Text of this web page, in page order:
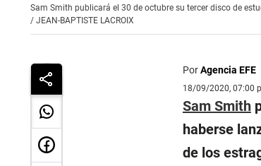
Sam Smith publicará el 30 de octubre su tercer disco de
/ JEAN-BAPTISTE LACROIX
PorAgencia EFE
18/09/2020, 07:00
Sam Smith
haberse
de los